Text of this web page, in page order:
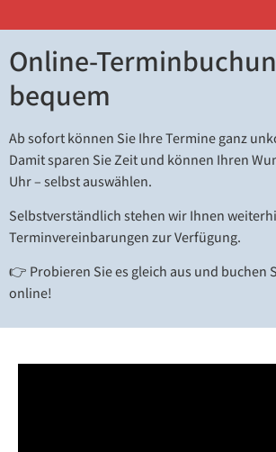
Online-
bequem
Ab sofort können Sie Ihre Termine ganz
Damit sparen Sie Zeit und können Ihren
Uhr – selbst auswählen.
Selbstverständlich stehen wir Ihnen
Terminvereinbarungen zur Verfügung.
👉 Probieren Sie es gleich aus und buchen
online!